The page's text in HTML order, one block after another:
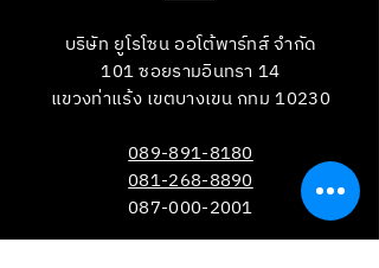
บริษัท ยูโรโซน ออโต้พาร์ทส์ จำกัด
101 ซอยรามอินทรา 14
แขวงท่าแร้ง เขตบางเขน กทม 10230
089-891-8180
081-268-8890
087-000-2001